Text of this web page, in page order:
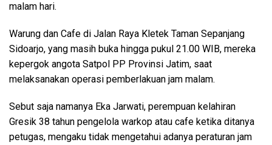
malam hari.
Warung dan Cafe di Jalan Raya Kletek Taman Sepanjang
Sidoarjo, yang masih buka hingga pukul 21.00 WIB, mereka
kepergok angota Satpol PP Provinsi Jatim, saat
melaksanakan operasi pemberlakuan jam malam.
Sebut saja namanya Eka Jarwati, perempuan kelahiran
Gresik 38 tahun pengelola warkop atau cafe ketika ditanya
petugas, mengaku tidak mengetahui adanya peraturan jam